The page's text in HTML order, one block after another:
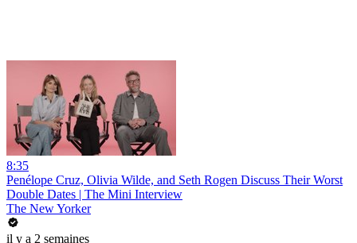
8:35
Penélope Cruz, Olivia Wilde, and Seth Rogen Discuss Their Worst
Double Dates | The Mini Interview
The New Yorker
il y a 2 semaines